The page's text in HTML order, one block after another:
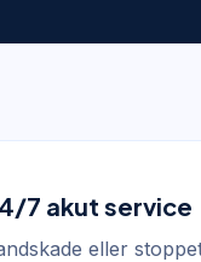
7 akut service
eller